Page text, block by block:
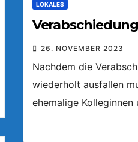
LOKALES
26. NOVEMBER 2023
Nachdem die
wiederholt ausfallen
ehemalige